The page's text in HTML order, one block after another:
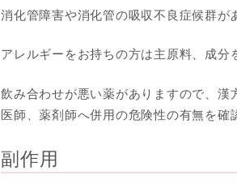
消化管障害や消化管の吸収不良症候群が
アレルギーをお持ちの方は主原料、成分
飲み合わせが悪い薬がありますので、
医師、薬剤師へ併用の危険性の有無を確
副作用